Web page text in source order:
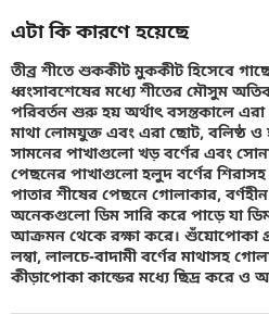
এটা কি কারণে হয়েছে
তীব্র শীতে শুককীট মুককীট হিসেবে
ধ্বংসাবশেষের মধ্যে শীতের মৌসুম
পরিবর্তন শুরু হয় অর্থাৎ বসন্তকালে এরা
মাথা লোমযুক্ত এবং এরা ছোট, বলিষ্ঠ ও
সামনের পাখাগুলো খড় বর্ণের এবং
পেছনের পাখাগুলো হলুদ বর্ণের শিরাসহ
পাতার শীষের পেছনে গোলাকার,
অনেকগুলো ডিম সারি করে পাড়ে যা
আক্রমন থেকে রক্ষা করে। শুঁয়োপোকা
লম্বা, লালচে-বাদামী বর্ণের মাথাসহ
কীড়াপোকা কান্ডের মধ্যে ছিদ্র করে ও